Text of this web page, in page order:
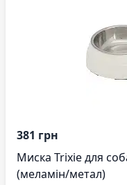
381 грн
Миска Trixie для
(меламін/метал)